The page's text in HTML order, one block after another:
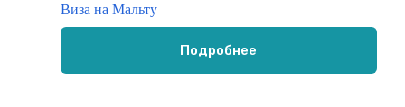
Виза на Мальту
Подробнее